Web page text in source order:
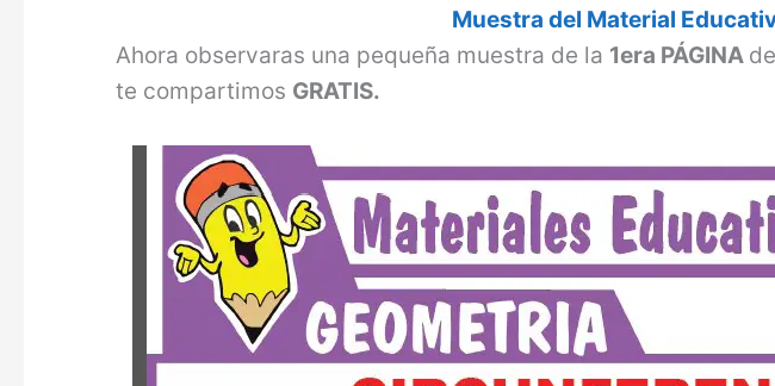
Muestra del Material
Ahora observaras una pequeña muestra de la 1era PÁGINA
te compartimos GRATIS.